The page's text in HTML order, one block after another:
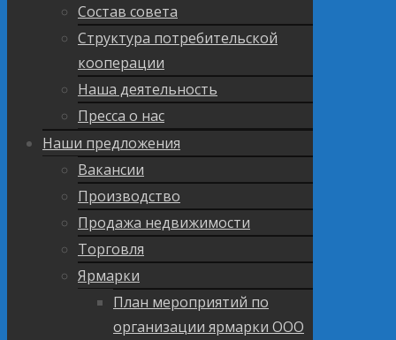
Состав совета
Структура потребительской
кооперации
Наша деятельность
Пресса о нас
Наши предложения
Вакансии
Производство
Продажа недвижимости
Торговля
Ярмарки
План мероприятий по
организации ярмарки ООО